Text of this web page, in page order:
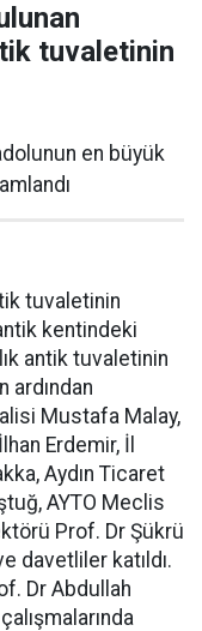
tuvaletinin
en büyük
tuvaletinin
kentindeki
antik tuvaletinin
ardından
Mustafa Malay,
Erdemir, İl
Aydın Ticaret
AYTO Meclis
Prof. Dr Şükrü
davetliler katıldı.
Dr Abdullah